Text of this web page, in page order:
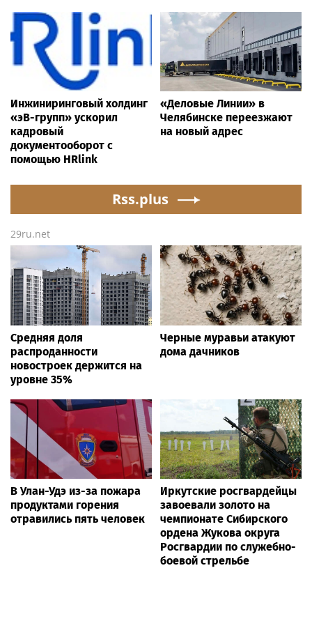
Инжиниринговый холдинг
«эВ-групп» ускорил
кадровый
документооборот с
помощью HRlink
«Деловые Линии» в
Челябинске переезжают
на новый адрес
Rss.plus
29ru.net
Средняя доля
распроданности
новостроек держится на
уровне 35%
Черные муравьи атакуют
дома дачников
В Улан-Удэ из-за пожара
продуктами горения
отравились пять человек
Иркутские росгвардейцы
завоевали золото на
чемпионате Сибирского
ордена Жукова округа
Росгвардии по служебно-
боевой стрельбе